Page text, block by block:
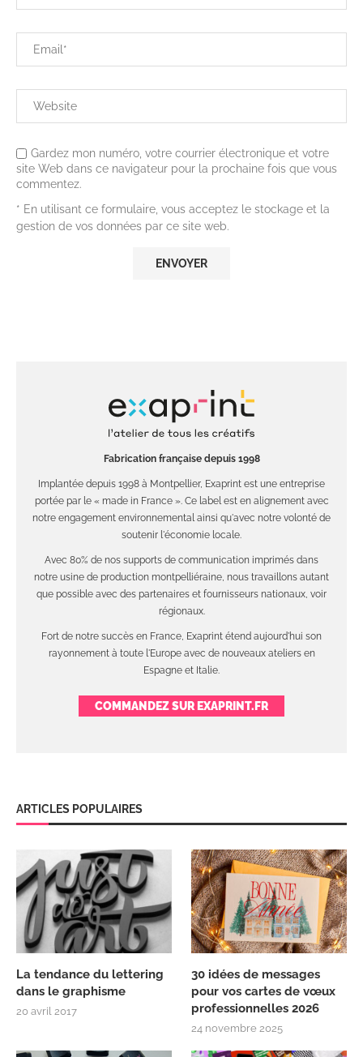
Gardez mon numéro, votre courrier électronique et votre
site Web dans ce navigateur pour la prochaine fois que vous
commentez.
* En utilisant ce formulaire, vous acceptez le stockage et la
gestion de vos données par ce site web.
Fabrication française depuis 1998
Implantée depuis 1998 à Montpellier, Exaprint est une entreprise
portée par le « made in France ». Ce label est en alignement avec
notre engagement environnemental ainsi qu'avec notre volonté de
soutenir l'économie locale.
Avec 80% de nos supports de communication imprimés dans
notre usine de production montpelliéraine, nous travaillons autant
que possible avec des partenaires et fournisseurs nationaux, voir
régionaux.
Fort de notre succès en France, Exaprint étend aujourd'hui son
rayonnement à toute l'Europe avec de nouveaux ateliers en
Espagne et Italie.
COMMANDEZ SUR EXAPRINT.FR
ARTICLES POPULAIRES
La tendance du lettering
dans le graphisme
20 avril 2017
30 idées de messages
pour vos cartes de vœux
professionnelles 2026
24 novembre 2025